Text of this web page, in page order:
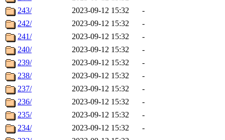
243/
2023-09-12 15:32
-
242/
2023-09-12 15:32
-
241/
2023-09-12 15:32
-
240/
2023-09-12 15:32
-
239/
2023-09-12 15:32
-
238/
2023-09-12 15:32
-
237/
2023-09-12 15:32
-
236/
2023-09-12 15:32
-
235/
2023-09-12 15:32
-
234/
2023-09-12 15:32
-